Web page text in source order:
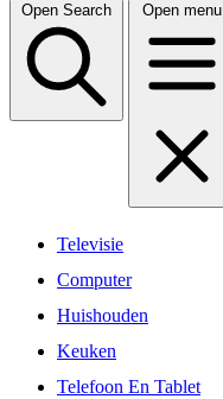
Open Search Open menu
Televisie
Computer
Huishouden
Keuken
Telefoon En Tablet